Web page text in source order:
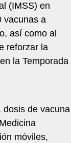
(IMSS) en
vacunas a
así como al
reforzar la
la Temporada
dosis de vacuna
móviles,